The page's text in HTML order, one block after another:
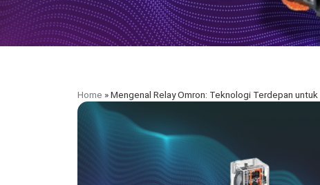
Home »Mengenal Relay Omron: Teknologi Terdepan